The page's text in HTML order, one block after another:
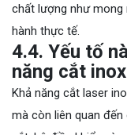
chất lượng như mong
hành thực tế.
4.4. Yếu tố
năng cắt
Khả năng cắt laser
mà còn liên quan